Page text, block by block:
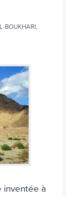
BOUKHARI,
inventée à